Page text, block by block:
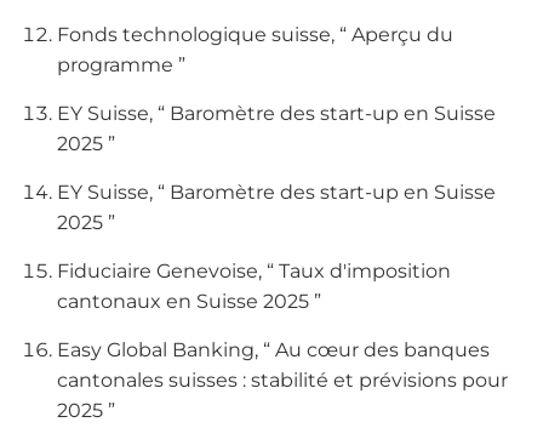
Fonds technologique suisse, “ Aperçu du
programme ”
EY Suisse, “ Baromètre des start-up en Suisse
2025 ”
EY Suisse, “ Baromètre des start-up en Suisse
2025 ”
Fiduciaire Genevoise, “ Taux d'imposition
cantonaux en Suisse 2025 ”
Easy Global Banking, “ Au cœur des banques
cantonales suisses : stabilité et prévisions pour
2025 ”